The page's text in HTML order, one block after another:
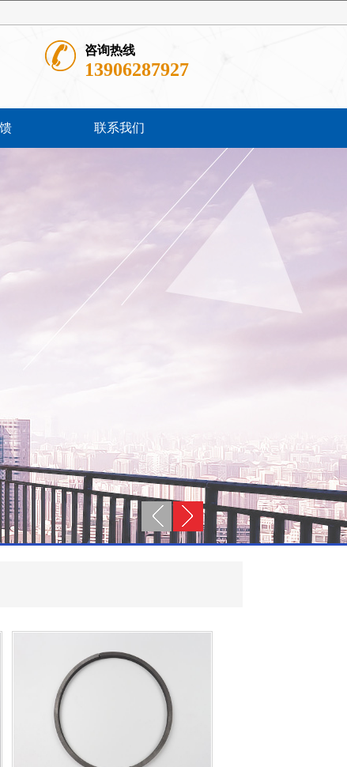
咨询热线
13906287927
联系我们